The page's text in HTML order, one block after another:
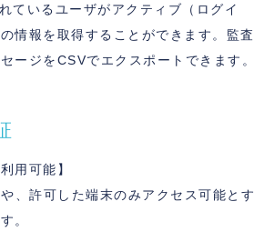
ているユーザがアクティブ（ログイ
情報を取得することができます。監査
ージをCSVでエクスポートできます。
用可能】
、許可した端末のみアクセス可能とす
。